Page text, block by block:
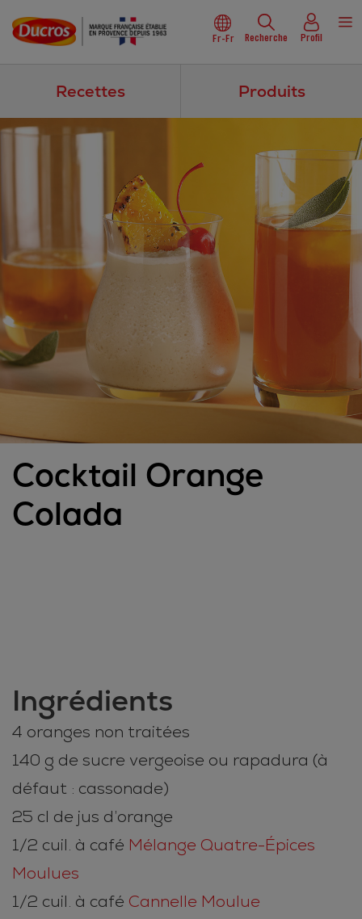
Fr-Fr Recherche Profil
Recettes Produits
Cocktail Orange
Colada
Ingrédients
4 oranges non traitées
140 g de sucre vergeoise ou rapadura (à
défaut : cassonade)
25 cl de jus d’orange
1/2 cuil. à café Mélange Quatre-Épices
Moulues
1/2 cuil. à café Cannelle Moulue